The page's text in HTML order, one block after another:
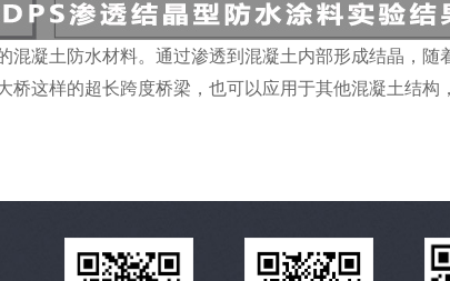
混凝土防水材料。通过渗透到混凝土内部形成结晶，
这样的超长跨度桥梁，也可以应用于其他混凝土结